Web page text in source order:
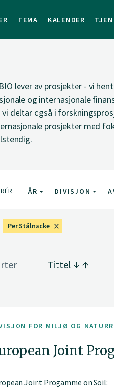
TEMA KALENDER
lever av prosjekter - vi
og internasjonale
vi deltar også i
prosjekter med
ÅR DIVISJON
Per Stålnacke
Tittel
FOR MILJØ OG
Joint
Joint Progamme on Soil: